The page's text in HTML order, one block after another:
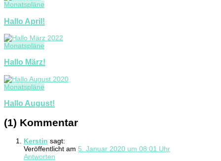
Monatspläne
Hallo April!
Monatspläne
Hallo März!
Monatspläne
Hallo August!
(1) Kommentar
Kerstin sagt:
Veröffentlicht am 5. Januar 2020 um 08:01 Uhr
Antworten